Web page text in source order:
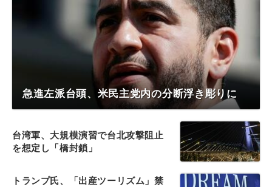
急進左派台頭、米民主党内の分断浮き彫りに
台湾軍、大規模演習で台北攻撃阻止
を想定し「橋封鎖」
トランプ氏、「出産ツーリズム」禁